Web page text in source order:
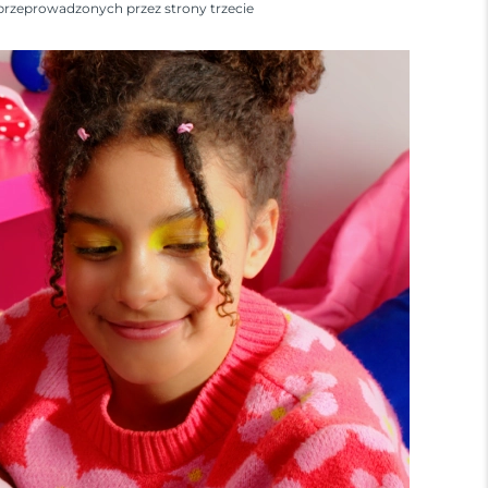
przez strony trzecie